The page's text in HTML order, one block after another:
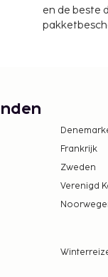
Museum.In
en de beste
Frankrijk
Zweden
Verenigd